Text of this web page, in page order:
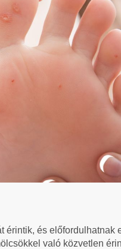
és előfordulhatnak
való közvetlen